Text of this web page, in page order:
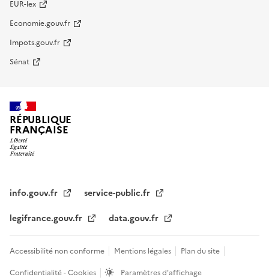
EUR-lex
Economie.gouv.fr
Impots.gouv.fr
Sénat
RÉPUBLIQUE
FRANÇAISE
info.gouv.fr
service-public.fr
legifrance.gouv.fr
data.gouv.fr
Accessibilité non conforme Mentions légales
Plan du site
Confidentialité - Cookies
Paramètres d'affichage